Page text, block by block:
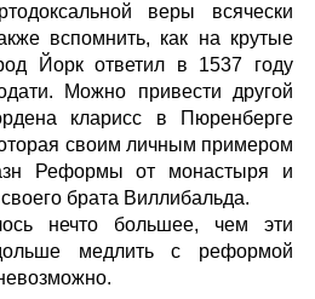
веры всячески
вспомнить, как на крутые
Йорк ответил в 1537 году
Можно привести другой
кларисс в Пюренберге
своим личным примером
Реформы от монастыря и
брата Виллибальда.
нечто большее, чем эти
медлить с реформой